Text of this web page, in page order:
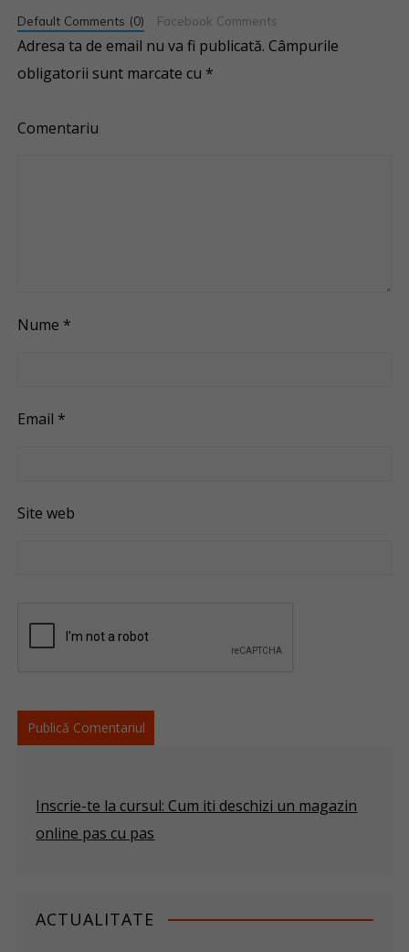
Default Comments (0) Facebook Comments
Adresa ta de email nu va fi publicată. Câmpurile
obligatorii sunt marcate cu *
Comentariu
Nume *
Email *
Site web
Inscrie-te la cursul: Cum iti deschizi un magazin
online pas cu pas
ACTUALITATE